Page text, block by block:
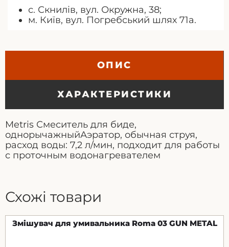
с. Скнилів, вул. Окружна, 38;
м. Київ, вул. Погребський шлях 71а.
ОПИС
ХАРАКТЕРИСТИКИ
Metris Смеситель для биде,
однорычажныйАэратор, обычная струя,
расход воды: 7,2 л/мин, подходит для работы
с проточным водонагревателем
Схожі товари
Змішувач для умивальника Roma 03 GUN METAL